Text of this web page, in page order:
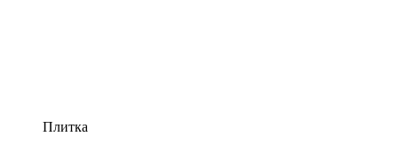
Плитка